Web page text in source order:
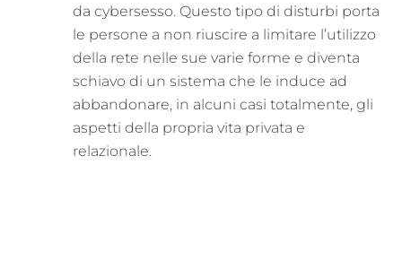
da cybersesso. Questo tipo di disturbi porta
le persone a non riuscire a limitare l’utilizzo
della rete nelle sue varie forme e diventa
schiavo di un sistema che le induce ad
abbandonare, in alcuni casi totalmente, gli
aspetti della propria vita privata e
relazionale.